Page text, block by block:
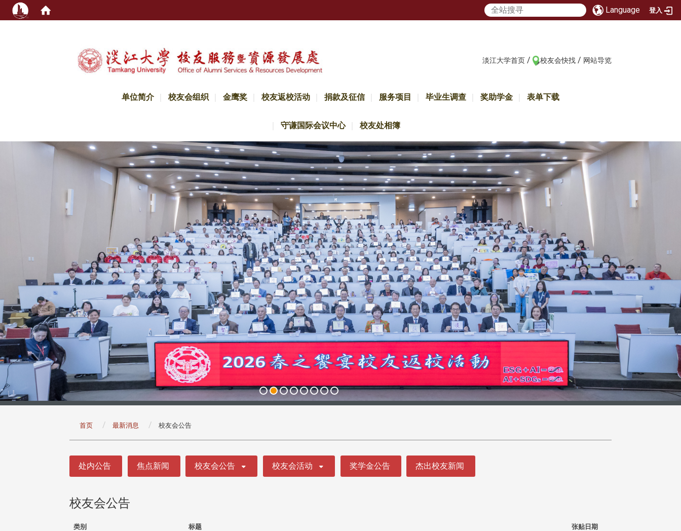
Language 登入
淡江大学首页 / 校友会快找 / 网站导览
单位简介 校友会组织 金鹰奖 校友返校活动 捐款及征信 服务项目 毕业生调查 奖助学金 表单下载
守谦国际会议中心 校友处相簿
首页 最新消息 校友会公告
处内公告 焦点新闻 校友会公告 校友会活动 奖学金公告 杰出校友新闻
校友会公告
类别 标题 张贴日期